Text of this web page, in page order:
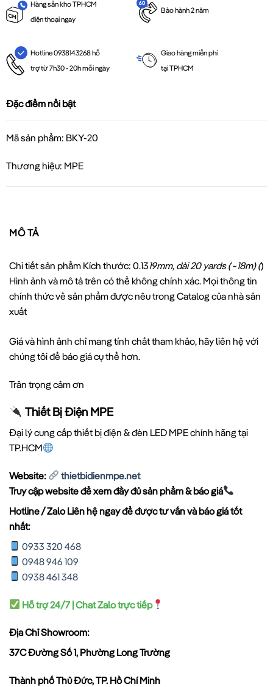
Hàng sẵn kho TPHCM
điện thoại ngay
Bảo hành 2 năm
Hotline 0938143268 hỗ
trợ từ 7h30 - 20h mỗi ngày
Giao hàng miễn phí
tại TPHCM
Đặc điểm nổi bật
Mã sản phẩm: BKY-20
Thương hiệu: MPE
MÔ TẢ
Chi tiết sản phẩm Kích thước: 0.1319mm, dài 20 yards (~18m) ()
Hình ảnh và mô tả trên có thể không chính xác. Mọi thông tin
chính thức về sản phẩm được nêu trong Catalog của nhà sản
xuất
Giá và hình ảnh chỉ mang tính chất tham khảo, hãy liên hệ với
chúng tôi để báo giá cụ thể hơn.
Trân trọng cảm ơn
Thiết Bị Điện MPE
Đại lý cung cấp thiết bị điện & đèn LED MPE chính hãng tại
TP.HCM
Website:
thietbidienmpe.net
Truy cập website để xem đầy đủ sản phẩm & báo giá
Hotline / Zalo Liên hệ ngay để được tư vấn và báo giá tốt
nhất:
0933 320 468
0948 946 109
0938 461 348
Hỗ trợ 24/7 | Chat Zalo trực tiếp
Địa Chỉ Showroom:
37C Đường Số 1, Phường Long Trường
Thành phố Thủ Đức, TP. Hồ Chí Minh